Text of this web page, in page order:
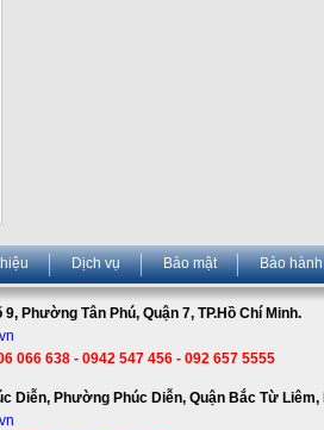
Dịch vụ Bảo mật Bảo hành
Phường Tân Phú, Quận 7, TP.Hồ Chí Minh.
066 638 - 0942 547 456 - 092 657 5555
Diễn, Phường Phúc Diễn, Quận Bắc Từ Liêm,